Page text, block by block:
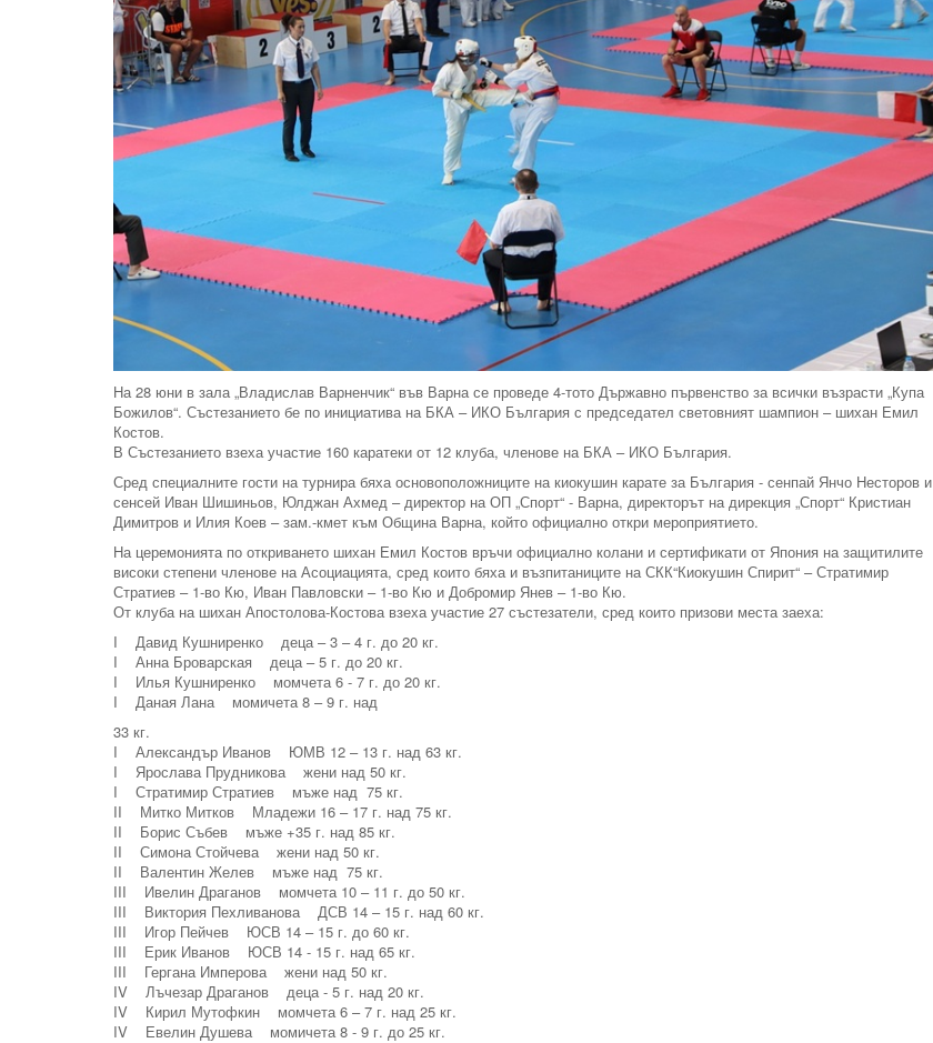
На 28 юни в зала „Владислав Варненчик“ във Варна се проведе 4-тото Държавно първенство за всички възрасти „Купа
Божилов“. Състезанието бе по инициатива на БКА – ИКО България с председател световният шампион – шихан Емил
Костов.
В Състезанието взеха участие 160 каратеки от 12 клуба, членове на БКА – ИКО България.
Сред специалните гости на турнира бяха основоположниците на киокушин карате за България - сенпай Янчо Несторов и
сенсей Иван Шишиньов, Юлджан Ахмед – директор на ОП „Спорт“ - Варна, директорът на дирекция „Спорт“ Кристиан
Димитров и Илия Коев – зам.-кмет към Община Варна, който официално откри мероприятието.
На церемонията по откриването шихан Емил Костов връчи официално колани и сертификати от Япония на защитилите
високи степени членове на Асоциацията, сред които бяха и възпитаниците на СКК“Киокушин Спирит“ – Стратимир
Стратиев – 1-во Кю, Иван Павловски – 1-во Кю и Добромир Янев – 1-во Кю.
От клуба на шихан Апостолова-Костова взеха участие 27 състезатели, сред които призови места заеха:
I Давид Кушниренко деца – 3 – 4 г. до 20 кг.
I Анна Броварская деца – 5 г. до 20 кг.
I Илья Кушниренко момчета 6 - 7 г. до 20 кг.
I Даная Лана момичета 8 – 9 г. над
33 кг.
I Александър Иванов ЮМВ 12 – 13 г. над 63 кг.
I Ярослава Прудникова жени над 50 кг.
I Стратимир Стратиев мъже над 75 кг.
II Митко Митков Младежи 16 – 17 г. над 75 кг.
II Борис Събев мъже +35 г. над 85 кг.
II Симона Стойчева жени над 50 кг.
II Валентин Желев мъже над 75 кг.
III Ивелин Драганов момчета 10 – 11 г. до 50 кг.
III Виктория Пехливанова ДСВ 14 – 15 г. над 60 кг.
III Игор Пейчев ЮСВ 14 – 15 г. до 60 кг.
III Ерик Иванов ЮСВ 14 - 15 г. над 65 кг.
III Гергана Имперова жени над 50 кг.
IV Лъчезар Драганов деца - 5 г. над 20 кг.
IV Кирил Мутофкин момчета 6 – 7 г. над 25 кг.
IV Евелин Душева момичета 8 - 9 г. до 25 кг.